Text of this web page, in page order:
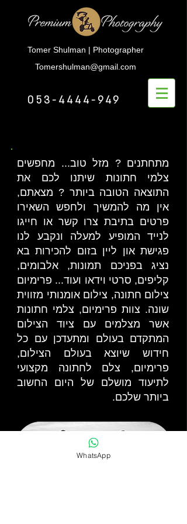
Tomer Shulman | Photographer
Tomershulman@gmail.com
053-4444-949
מתחתנים ? מזל טוב... מחפשים
צלמי חתונות שיתנו לכם את
התוצאה הטובה ביותר ? מצאתם,
אין מה להמשיך ולחפש השאירו
פרטים בתיבת צרו קשר או חייגו
לנייד המופיע למעלה ונקבע לנו
פגישת און ליין בזום להכירות בא
נציג בפניכם תמונות, אלבומים,
קליפים, סרטי וידאו ועוד... פרימיום
צילום חתונה, צילום אומנותי מזווית
שונה. צוות פרימיום, צלמי חתונות
אשר מצלמים עם ציוד הצילום
המתקדם בעולם ומתעדכן עם כל
חידוש שיוצא בעולם הצילום,
פרימיום, צלם לחתונה מקצועי
לתיעוד מושלם של היום החשוב
ביותר שלכם.
WhatsApp